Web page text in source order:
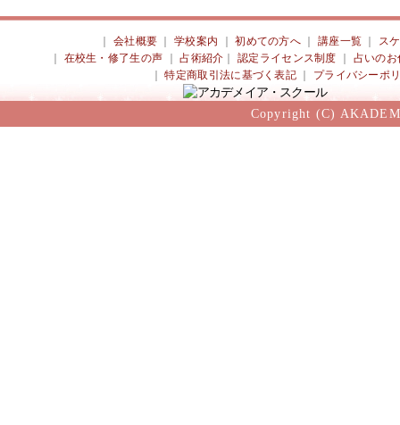
会社概要 ｜学校案内 ｜初めての方へ 講座一覧
ス
在校生・修了生の声 ｜占術紹介 ｜認定ライセンス制度
占いのお
｜特定商取引法に基づく表記 プライバシーポ
Copyright (C)